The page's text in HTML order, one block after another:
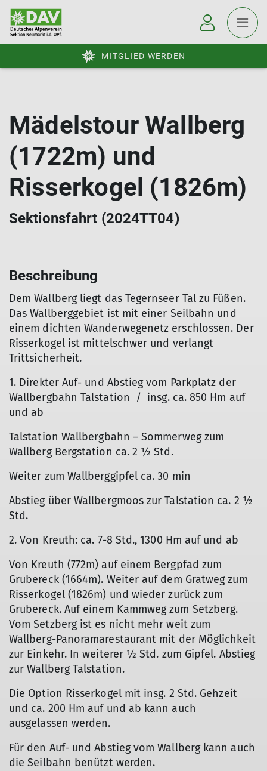
MITGLIED WERDEN
Mädelstour Wallberg
(1722m) und
Risserkogel (1826m)
Sektionsfahrt (2024TT04)
Beschreibung
Dem Wallberg liegt das Tegernseer Tal zu Füßen.
Das Wallberggebiet ist mit einer Seilbahn und
einem dichten Wanderwegenetz erschlossen. Der
Risserkogel ist mittelschwer und verlangt
Trittsicherheit.
1. Direkter Auf- und Abstieg vom Parkplatz der
Wallbergbahn Talstation / insg. ca. 850 Hm auf
und ab
Talstation Wallbergbahn – Sommerweg zum
Wallberg Bergstation ca. 2 ½ Std.
Weiter zum Wallberggipfel ca. 30 min
Abstieg über Wallbergmoos zur Talstation ca. 2 ½
Std.
2. Von Kreuth: ca. 7-8 Std., 1300 Hm auf und ab
Von Kreuth (772m) auf einem Bergpfad zum
Grubereck (1664m). Weiter auf dem Gratweg zum
Risserkogel (1826m) und wieder zurück zum
Grubereck. Auf einem Kammweg zum Setzberg.
Vom Setzberg ist es nicht mehr weit zum
Wallberg-Panoramarestaurant mit der Möglichkeit
zur Einkehr. In weiterer ½ Std. zum Gipfel. Abstieg
zur Wallberg Talstation.
Die Option Risserkogel mit insg. 2 Std. Gehzeit
und ca. 200 Hm auf und ab kann auch
ausgelassen werden.
Für den Auf- und Abstieg vom Wallberg kann auch
die Seilbahn benützt werden.